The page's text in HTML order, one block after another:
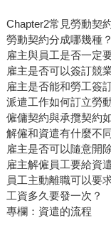
Chapter2常見勞動契
勞動契約分成哪幾種？
雇主與員工是否一定
雇主是否可以簽訂競
雇主是否能和勞工簽
派遣工作如何訂立勞
僱傭契約與承攬契約
解僱和資遣有什麼不
雇主是否可以隨意開
雇主解僱員工要給資
員工主動離職可以要
工資多久要發一次？
專欄：資遣的流程